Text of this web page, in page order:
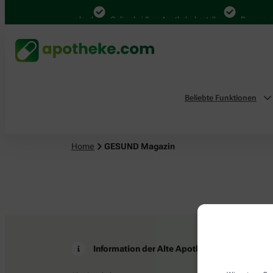
4.000 Mal in Deutschland Online bei Ihrer Apotheke bestellen Bequem
Beliebte Funktionen
Home GESUND Magazin
Information der Alte Apotheke